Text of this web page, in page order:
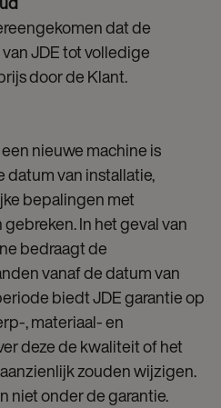
dat de
JDE tot volledige
door de Klant.
nieuwe machine is
van installatie,
bepalingen met
In het geval van
bedraagt de
vanaf de datum van
biedt JDE garantie op
, materiaal- en
deze de kwaliteit of het
zouden wijzigen.
niet onder de garantie.